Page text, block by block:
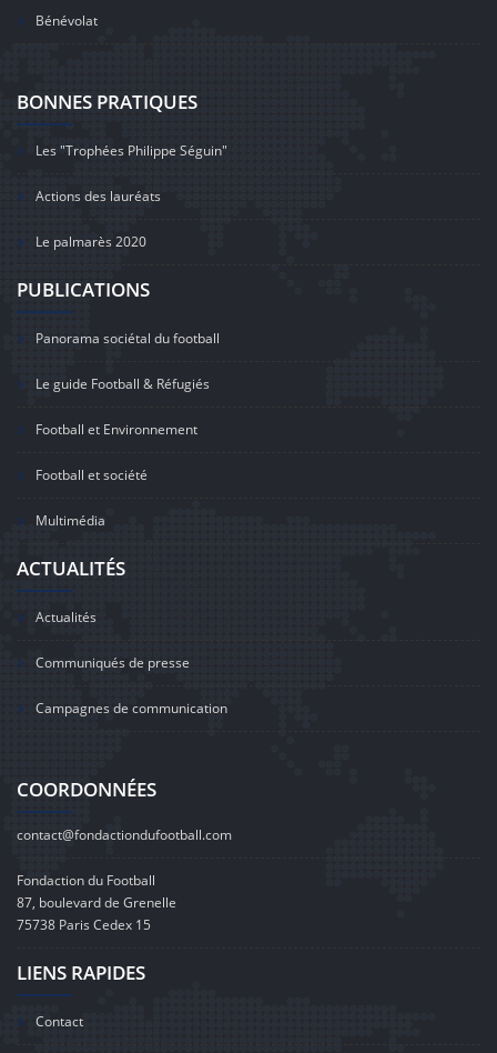
Bénévolat
BONNES PRATIQUES
Les "Trophées Philippe Séguin"
Actions des lauréats
Le palmarès 2020
PUBLICATIONS
Panorama sociétal du football
Le guide Football & Réfugiés
Football et Environnement
Football et société
Multimédia
ACTUALITÉS
Actualités
Communiqués de presse
Campagnes de communication
COORDONNÉES
contact@fondactiondufootball.com
Fondaction du Football
87, boulevard de Grenelle
75738 Paris Cedex 15
LIENS RAPIDES
Contact